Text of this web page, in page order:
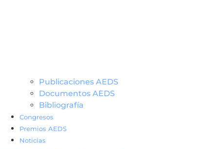
Publicaciones AEDS
Documentos AEDS
Bibliografía
Congresos
Premios AEDS
Noticias